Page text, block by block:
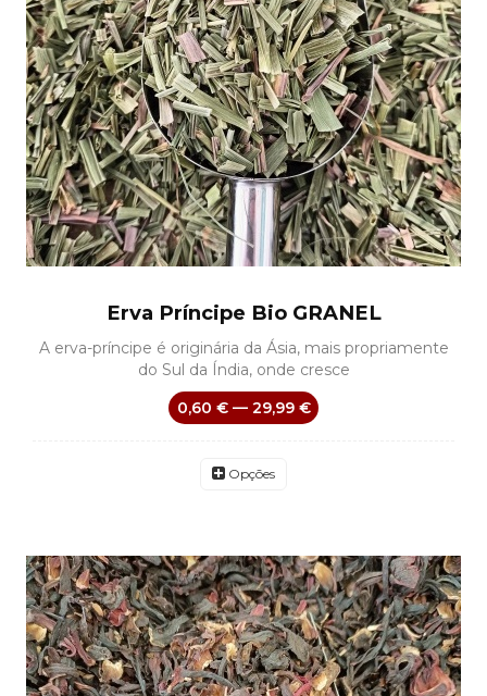
Erva Príncipe Bio GRANEL
A erva-príncipe é originária da Ásia, mais propriamente
do Sul da Índia, onde cresce
0,60 € — 29,99 €
Opções